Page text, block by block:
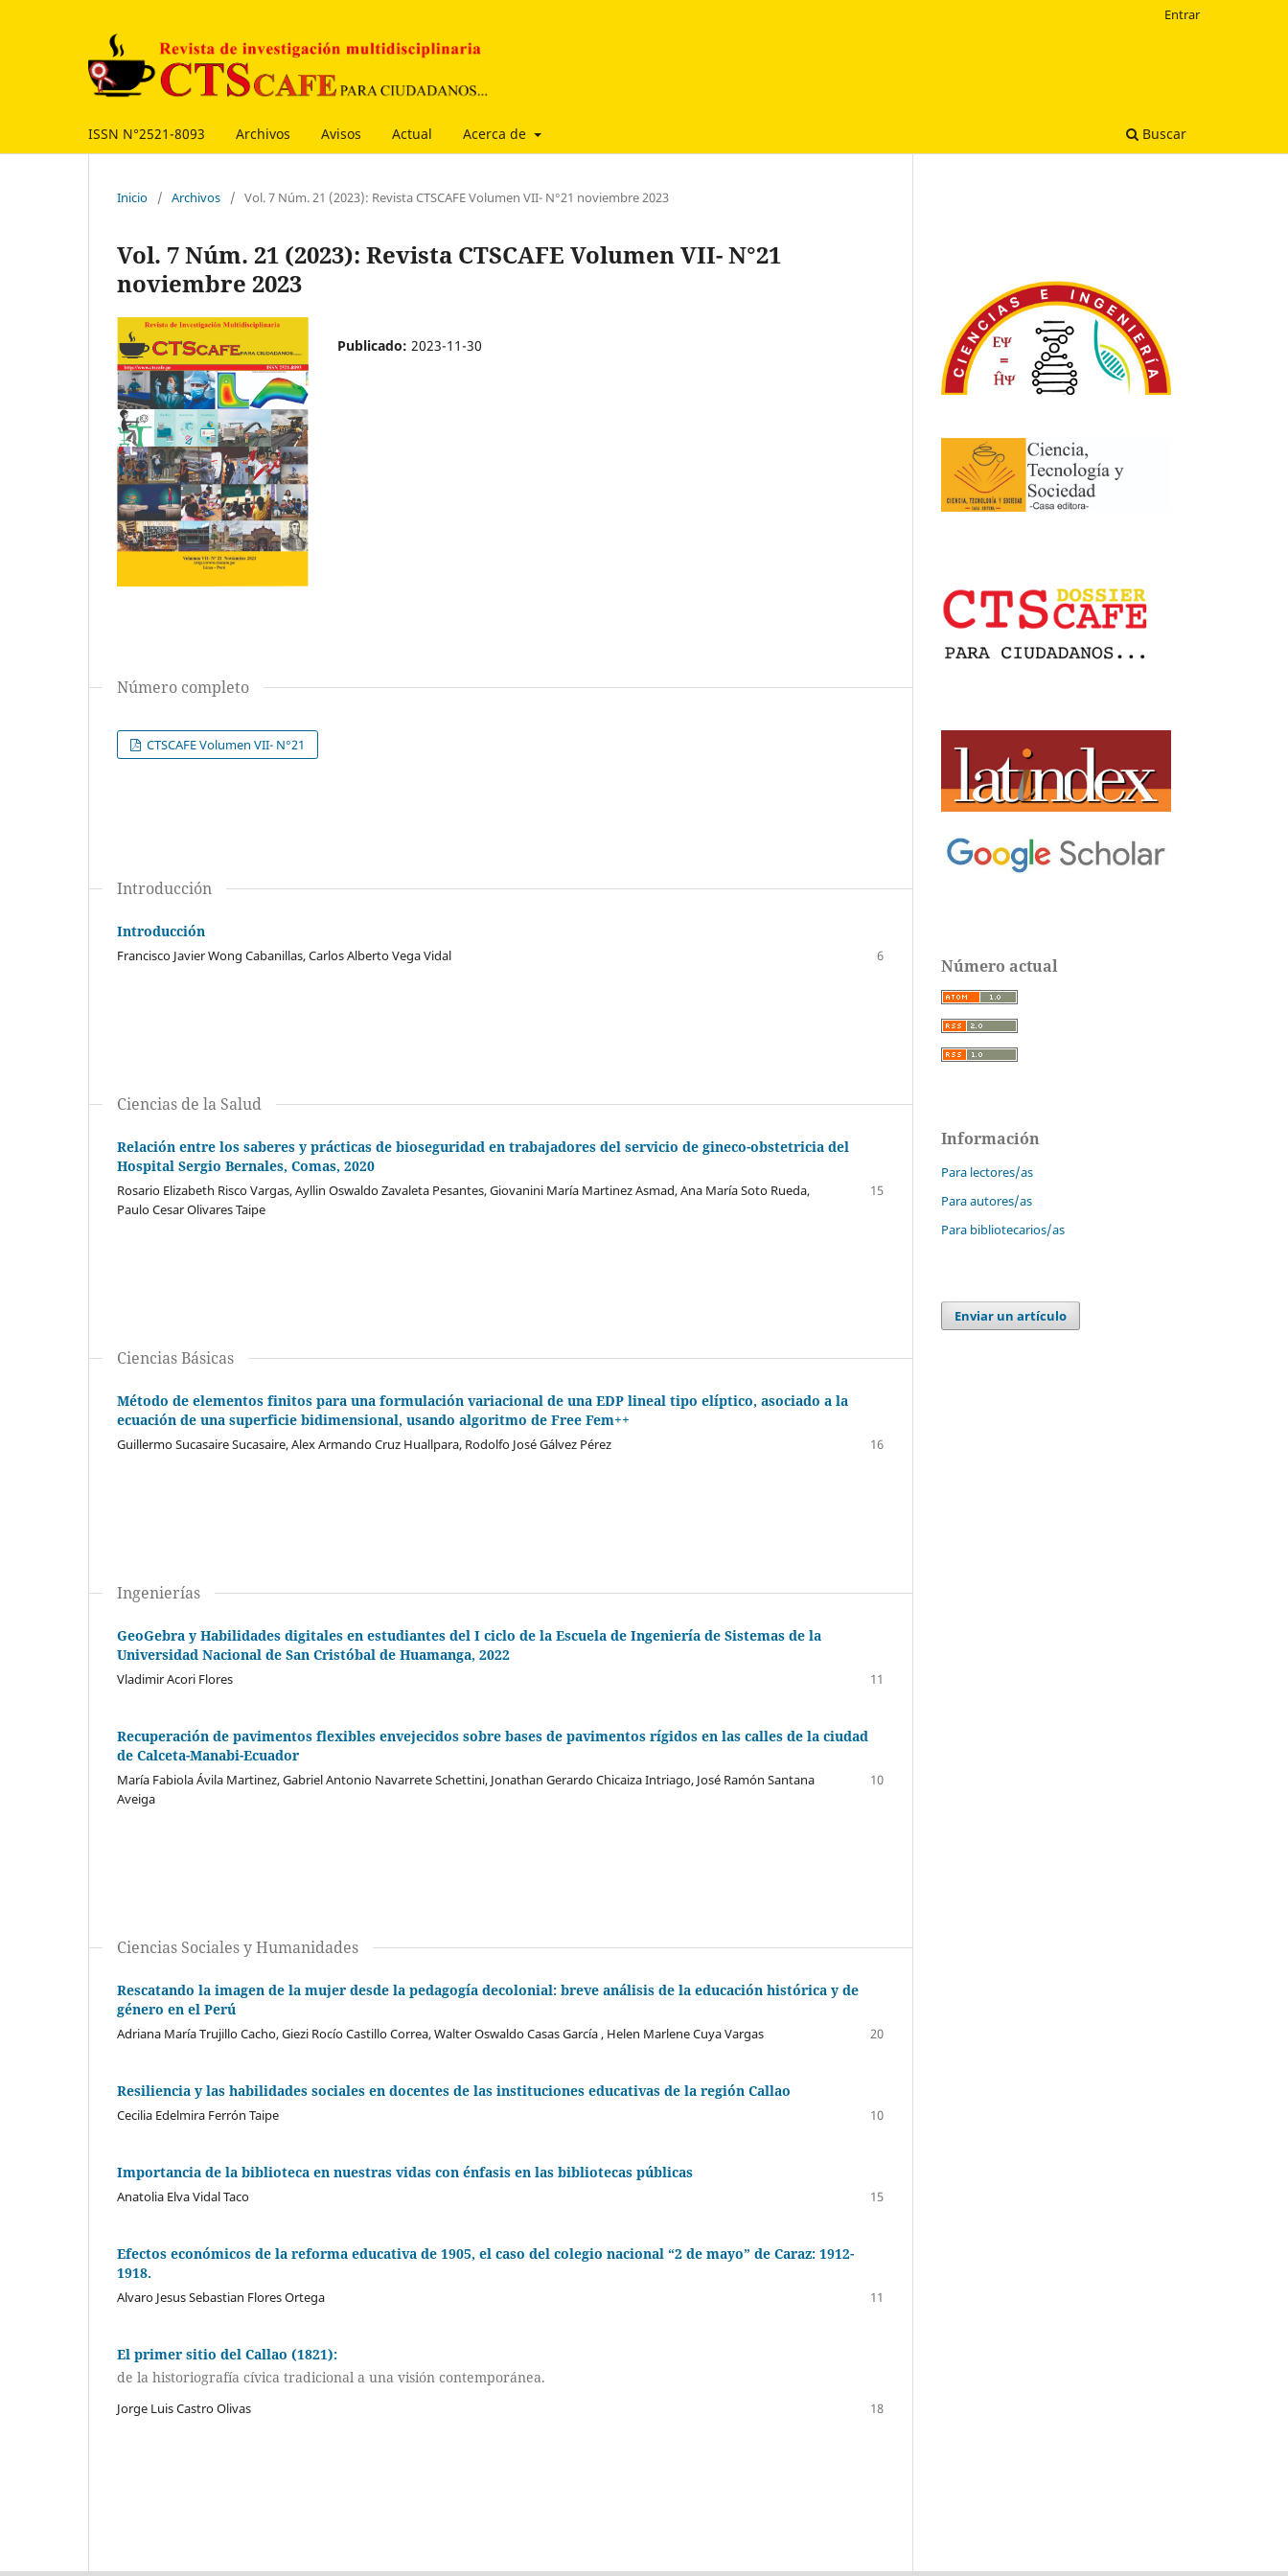
ISSN N°2521-8093 Archivos Avisos Actual Acerca de Buscar
Entrar
Inicio / Archivos / Vol. 7 Núm. 21 (2023): Revista CTSCAFE Volumen VII- N°21 noviembre 2023
Vol. 7 Núm. 21 (2023): Revista CTSCAFE Volumen VII- N°21
noviembre 2023
Publicado: 2023-11-30
Número completo
CTSCAFE Volumen VII- N°21
Introducción
Introducción
Francisco Javier Wong Cabanillas, Carlos Alberto Vega Vidal 6
Ciencias de la Salud
Relación entre los saberes y prácticas de bioseguridad en trabajadores del servicio de gineco-obstetricia del
Hospital Sergio Bernales, Comas, 2020
Rosario Elizabeth Risco Vargas, Ayllin Oswaldo Zavaleta Pesantes, Giovanini María Martinez Asmad, Ana María Soto Rueda,
Paulo Cesar Olivares Taipe
15
Ciencias Básicas
Método de elementos finitos para una formulación variacional de una EDP lineal tipo elíptico, asociado a la
ecuación de una superficie bidimensional, usando algoritmo de Free Fem++
Guillermo Sucasaire Sucasaire, Alex Armando Cruz Huallpara, Rodolfo José Gálvez Pérez 16
Ingenierías
GeoGebra y Habilidades digitales en estudiantes del I ciclo de la Escuela de Ingeniería de Sistemas de la
Universidad Nacional de San Cristóbal de Huamanga, 2022
Vladimir Acori Flores 11
Recuperación de pavimentos flexibles envejecidos sobre bases de pavimentos rígidos en las calles de la ciudad
de Calceta-Manabi-Ecuador
María Fabiola Ávila Martinez, Gabriel Antonio Navarrete Schettini, Jonathan Gerardo Chicaiza Intriago, José Ramón Santana
Aveiga
10
Ciencias Sociales y Humanidades
Rescatando la imagen de la mujer desde la pedagogía decolonial: breve análisis de la educación histórica y de
género en el Perú
Adriana María Trujillo Cacho, Giezi Rocío Castillo Correa, Walter Oswaldo Casas García , Helen Marlene Cuya Vargas 20
Resiliencia y las habilidades sociales en docentes de las instituciones educativas de la región Callao
Cecilia Edelmira Ferrón Taipe 10
Importancia de la biblioteca en nuestras vidas con énfasis en las bibliotecas públicas
Anatolia Elva Vidal Taco 15
Efectos económicos de la reforma educativa de 1905, el caso del colegio nacional “2 de mayo” de Caraz: 1912-
1918.
Alvaro Jesus Sebastian Flores Ortega 11
El primer sitio del Callao (1821):
de la historiografía cívica tradicional a una visión contemporánea.
Jorge Luis Castro Olivas 18
Número actual
Información
Para lectores/as
Para autores/as
Para bibliotecarios/as
Enviar un artículo